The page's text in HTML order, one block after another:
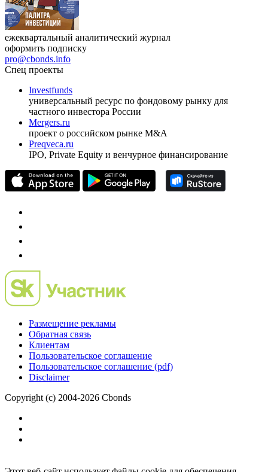
ежеквартальный аналитический журнал
оформить подписку
pro@cbonds.info
Спец проекты
Investfunds
универсальный ресурс по фондовому рынку для
частного инвестора России
Mergers.ru
проект о российском рынке M&A
Preqveca.ru
IPO, Private Equity и венчурное финансирование
Размещение рекламы
Обратная связь
Клиентам
Пользовательское соглашение
Пользовательское соглашение (pdf)
Disclaimer
Copyright (c) 2004-2026 Cbonds